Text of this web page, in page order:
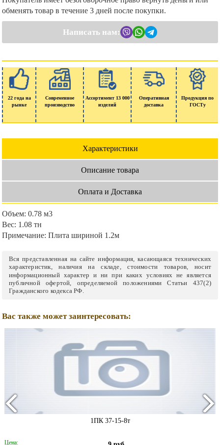
обменять товар в течение 3 дней после покупки.
Написать нам:
22 года на
рынке
Современное
производство
Ассортимент 13 000
изделий
Оперативная
доставка
Продукция по
ГОСТу
Характеристики
Описание товара
Оплата и Доставка
Объем: 0.78 м3
Вес: 1.08 тн
Примечание: Плита шириной 1.2м
Вся представленная на сайте информация, касающаяся технических
характеристик, наличия на складе, стоимости товаров, носит
информационный характер и ни при каких условиях не является
публичной офертой, определяемой положениями Статьи 437(2)
Гражданского кодекса РФ.
Вас также может заинтересовать:
1ПК 37-15-8т
Цена: